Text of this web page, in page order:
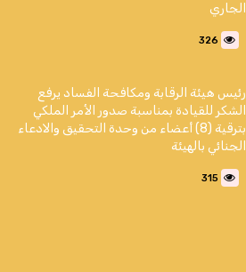
الجاري
326
رئيس هيئة الرقابة ومكافحة الفساد يرفع
الشكر للقيادة بمناسبة صدور الأمر الملكي
بترقية (8) أعضاء من وحدة التحقيق والادعاء
الجنائي بالهيئة
315